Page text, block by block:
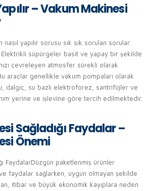
– Vakum Makinesi
nasıl yapılır sorusu sık sık sorulan sorular
Elektrikli süpürgeler basit ve yapay bir şekilde
çevreleyen atmosfer sürekli olarak
araçlar genellikle vakum pompaları olarak
dalgıç, su bazlı elektroforez, santrifüjler ve
yerine ve işlevine göre tercih edilmektedir.
Sağladığı Faydalar –
Önemi
FaydalarDüzgün paketlenmiş ürünler
faydalar sağlarken, uygun olmayan şekilde
itibar ve büyük ekonomik kayıplara neden